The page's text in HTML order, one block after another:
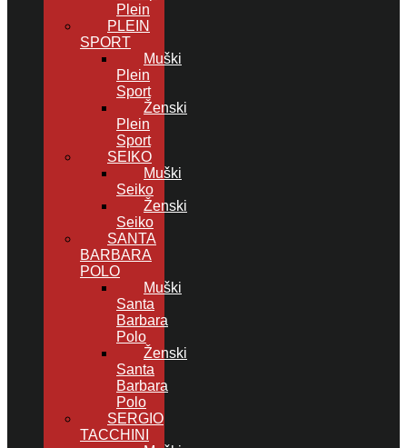
Plein
PLEIN
SPORT
Muški
Plein
Sport
Ženski
Plein
Sport
SEIKO
Muški
Seiko
Ženski
Seiko
SANTA
BARBARA
POLO
Muški
Santa
Barbara
Polo
Ženski
Santa
Barbara
Polo
SERGIO
TACCHINI